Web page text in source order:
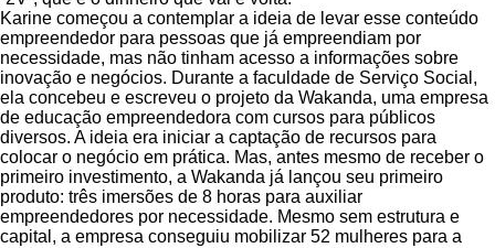
Karine começou a contemplar a ideia de levar esse conteúdo
empreendedor para pessoas que já empreendiam por
necessidade, mas não tinham acesso a informações sobre
inovação e negócios. Durante a faculdade de Serviço Social,
ela concebeu e escreveu o projeto da Wakanda, uma empresa
de educação empreendedora com cursos para públicos
diversos. A ideia era iniciar a captação de recursos para
colocar o negócio em prática. Mas, antes mesmo de receber o
primeiro investimento, a Wakanda já lançou seu primeiro
produto: três imersões de 8 horas para auxiliar
empreendedores por necessidade. Mesmo sem estrutura e
capital, a empresa conseguiu mobilizar 52 mulheres para a